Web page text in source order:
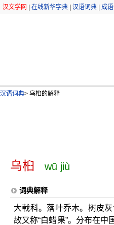
汉文学网 在线新华字典 汉语词典 成
汉语词典> 乌桕的解释
乌桕 wū jiù
词典解释
大戟科。落叶乔木。树皮
故又称“白蜡果”。分布在